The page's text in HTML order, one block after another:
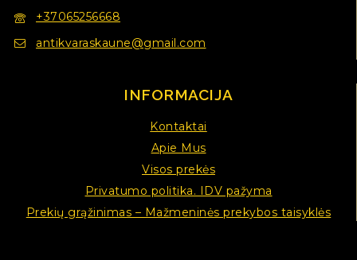
+37065256668
antikvaraskaune@gmail.com
INFORMACIJA
Kontaktai
Apie Mus
Visos prekės
Privatumo politika. IDV pažyma
Prekių grąžinimas – Mažmeninės prekybos taisyklės